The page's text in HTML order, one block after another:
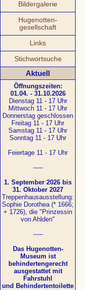
Bildergalerie
Hugenotten-
gesellschaft
Links
Stichwortsuche
Aktuell
Öffnungszeiten:
01.04. - 31.10.2026
Dienstag 11 - 17 Uhr
Mittwoch 11 - 17 Uhr
Donnerstag geschlossen
Freitag 11 - 17 Uhr
Samstag 11 - 17 Uhr
Sonntag 11 - 17 Uhr
Feiertage 11 - 17 Uhr
-----
1. September 2026 bis
31. Oktober 2027
Treppenhausausstellung:
Sophie Dorothea (* 1666;
+ 1726), die "Prinzessin
von Ahlden"
-----
Das Hugenotten-
Museum ist
behindertengerecht
ausgestattet mit
Fahrstuhl
und Behindertentoilette